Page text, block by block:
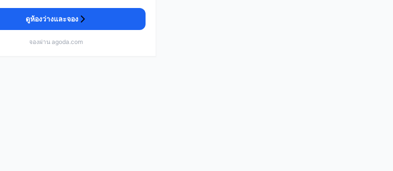
ดูห้องว่างและจอง
จองผ่าน agoda.com